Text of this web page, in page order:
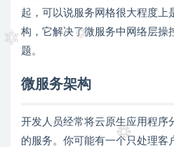
起，可以说服务网格很大程度上
构，它解决了微服务中网络层操
题。
微服务架构
开发人员经常将云原生应用程序
的服务。你可能有一个只处理客